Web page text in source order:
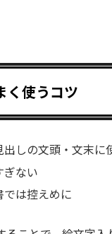
く使うコツ
しの文頭・文末に
ぎない
では控えめに